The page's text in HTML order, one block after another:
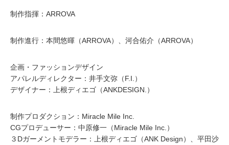
制作指揮：ARROVA
制作進行：本間悠暉（ARROVA）、河合佑介（ARROVA）
企画・ファッションデザイン
アパレルディレクター：井手文弥（F.I.）
デザイナー：上根ディエゴ（ANKDESIGN.）
制作プロダクション：Miracle Mile Inc.
CGプロデューサー：中原修一（Miracle Mile Inc.）
３Dガーメントモデラー：上根ディエゴ（ANK Design）、平田沙